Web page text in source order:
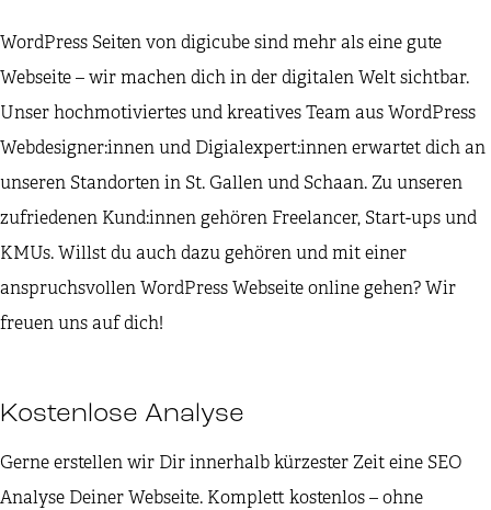
WordPress Seiten von digicube sind mehr als eine gute
Webseite – wir machen dich in der digitalen Welt sichtbar.
Unser hochmotiviertes und kreatives Team aus WordPress
Webdesigner:innen und Digialexpert:innen erwartet dich an
unseren Standorten in St. Gallen und Schaan. Zu unseren
zufriedenen Kund:innen gehören Freelancer, Start-ups und
KMUs. Willst du auch dazu gehören und mit einer
anspruchsvollen WordPress Webseite online gehen? Wir
freuen uns auf dich!
Kostenlose Analyse
Gerne erstellen wir Dir innerhalb kürzester Zeit eine SEO
Analyse Deiner Webseite. Komplett kostenlos – ohne